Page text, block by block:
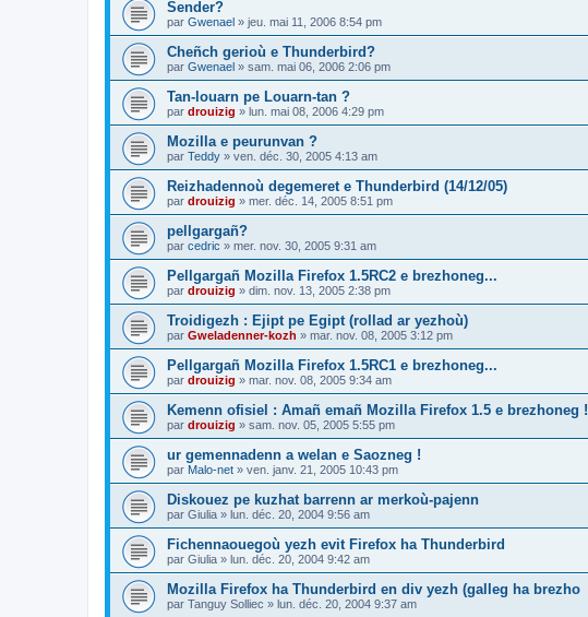
Sender?
par Gwenael » jeu. mai 11, 2006 8:54 pm
Cheñch gerioù e Thunderbird?
par Gwenael » sam. mai 06, 2006 2:06 pm
Tan-louarn pe Louarn-tan ?
par drouizig » lun. mai 08, 2006 4:29 pm
Mozilla e peurunvan ?
par Teddy » ven. déc. 30, 2005 4:13 am
Reizhadennoù degemeret e Thunderbird (14/12/05)
par drouizig » mer. déc. 14, 2005 8:51 pm
pellgargañ?
par cedric » mer. nov. 30, 2005 9:31 am
Pellgargañ Mozilla Firefox 1.5RC2 e brezhoneg...
par drouizig » dim. nov. 13, 2005 2:38 pm
Troidigezh : Ejipt pe Egipt (rollad ar yezhoù)
par Gweladenner-kozh » mar. nov. 08, 2005 3:12 pm
Pellgargañ Mozilla Firefox 1.5RC1 e brezhoneg...
par drouizig » mar. nov. 08, 2005 9:34 am
Kemenn ofisiel : Amañ emañ Mozilla Firefox 1.5 e brezhoneg !
par drouizig » sam. nov. 05, 2005 5:55 pm
ur gemennadenn a welan e Saozneg !
par Malo-net » ven. janv. 21, 2005 10:43 pm
Diskouez pe kuzhat barrenn ar merkoù-pajenn
par Giulia » lun. déc. 20, 2004 9:56 am
Fichennaouegoù yezh evit Firefox ha Thunderbird
par Giulia » lun. déc. 20, 2004 9:42 am
Mozilla Firefox ha Thunderbird en div yezh (galleg ha brezho
par Tanguy Solliec » lun. déc. 20, 2004 9:37 am